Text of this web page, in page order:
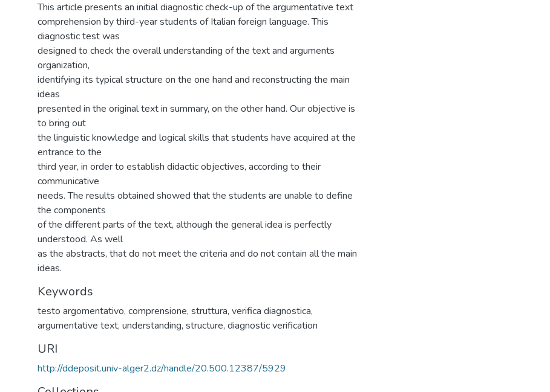
This article presents an initial diagnostic check-up of the argumentative text
comprehension by third-year students of Italian foreign language. This
diagnostic test was
designed to check the overall understanding of the text and arguments
organization,
identifying its typical structure on the one hand and reconstructing the main
ideas
presented in the original text in summary, on the other hand. Our objective is
to bring out
the linguistic knowledge and logical skills that students have acquired at the
entrance to the
third year, in order to establish didactic objectives, according to their
communicative
needs. The results obtained showed that the students are unable to define
the components
of the different parts of the text, although the general idea is perfectly
understood. As well
as the abstracts, that do not meet the criteria and do not contain all the main
ideas.
Keywords
testo argomentativo, comprensione, struttura, verifica diagnostica,
argumentative text, understanding, structure, diagnostic verification
URI
http://ddeposit.univ-alger2.dz/handle/20.500.12387/5929